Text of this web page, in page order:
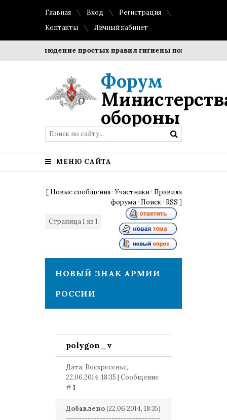
Главная Вход
Регистрация
Контакты
Личный кабинет
Соблюдение простых правил гигиены помогает
Форум
обороны
МЕНЮ САЙТА
[ Новые сообщения ·Участники · Правила
форума · Поиск · RSS ]
Страница1 из 1
НОВЫЙ ЗНАК АРМИИ
РОССИИ
polygon_v
Дата: Воскресенье,
22.06.2014, 18:35 | Сообщение
#1
Добавлено(22.06.2014, 18:35)